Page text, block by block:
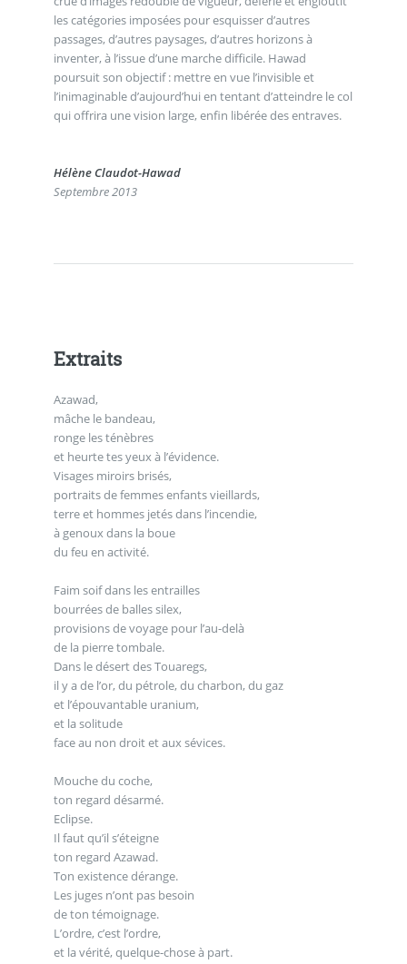
les catégories imposées pour esquisser d’autres
passages, d’autres paysages, d’autres horizons à
inventer, à l’issue d’une marche difficile. Hawad
poursuit son objectif : mettre en vue l’invisible et
l’inimaginable d’aujourd’hui en tentant d’atteindre le col
qui offrira une vision large, enfin libérée des entraves.
Hélène Claudot-Hawad
Septembre 2013
Extraits
Azawad,
mâche le bandeau,
ronge les ténèbres
et heurte tes yeux à l’évidence.
Visages miroirs brisés,
portraits de femmes enfants vieillards,
terre et hommes jetés dans l’incendie,
à genoux dans la boue
du feu en activité.
Faim soif dans les entrailles
bourrées de balles silex,
provisions de voyage pour l’au-delà
de la pierre tombale.
Dans le désert des Touaregs,
il y a de l’or, du pétrole, du charbon, du gaz
et l’épouvantable uranium,
et la solitude
face au non droit et aux sévices.
Mouche du coche,
ton regard désarmé.
Eclipse.
Il faut qu’il s’éteigne
ton regard Azawad.
Ton existence dérange.
Les juges n’ont pas besoin
de ton témoignage.
L’ordre, c’est l’ordre,
et la vérité, quelque-chose à part.